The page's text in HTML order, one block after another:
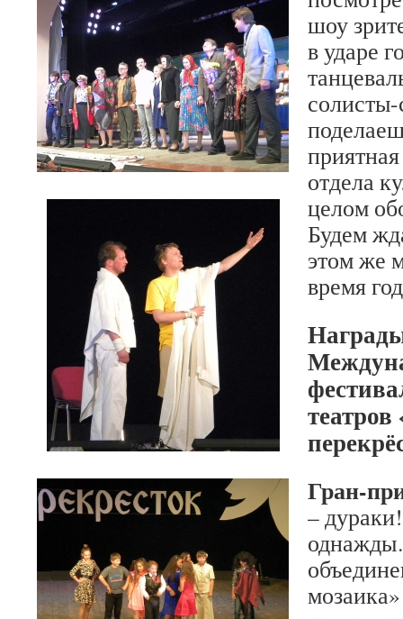
шоу
в ударе
отдела
целом
Будем
этом же
время
Гран-
–